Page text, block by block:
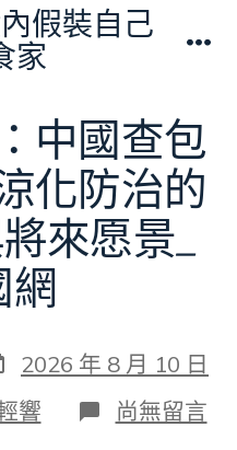
假裝自己
家
中國查包
化防治的
來愿景_
網
2026 年 8 月 10 日
響 在
〈年
尚無留言